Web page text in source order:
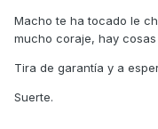
Macho te ha tocado le
mucho coraje, hay
Tira de garantía y a
Suerte.